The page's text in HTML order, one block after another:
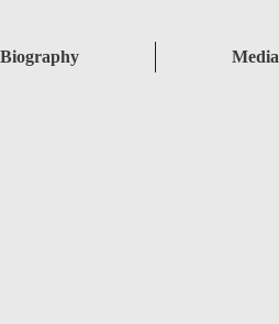
Biography Media